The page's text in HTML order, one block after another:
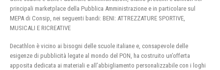
principali marketplace della Pubblica Amministrazione e in particolare sul
MEPA di Consip, nei seguenti bandi: BENI: ATTREZZATURE SPORTIVE,
MUSICALI E RICREATIVE
Decathlon è vicino ai bisogni delle scuole italiane e, consapevole delle
esigenze di pubblicità legate al mondo del PON, ha costruito un’offerta
apposita dedicata ai materiali e all’abbigliamento personalizzabile con i loghi